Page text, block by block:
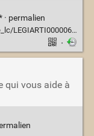
permalien
·
qui vous aide à